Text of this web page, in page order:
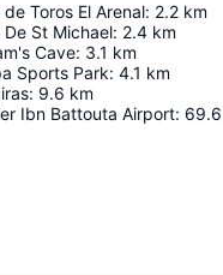
de Toros El Arenal: 2.2 km
De St Michael: 2.4 km
Cave: 3.1 km
Sports Park: 4.1 km
: 9.6 km
Ibn Battouta Airport: 69.6